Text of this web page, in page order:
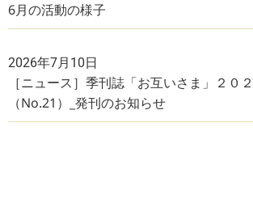
6月の活動の様子
2026年7月10日
［ニュース］季刊誌「お互いさま」２０
（No.21）_発刊のお知らせ